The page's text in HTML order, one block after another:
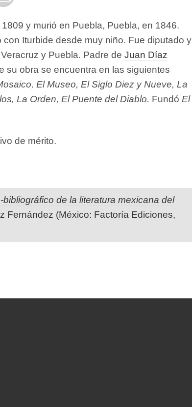
y murió en Puebla, Puebla, en 1846.
Iturbide desde muy niño. Fue diputado y
y Puebla. Padre de Juan Díaz
su obra se encuentra en las siguientes
El Museo, El Siglo Diez y Nueve, La
La Orden, El Puente del Diablo. Fundó El
de mérito.
bibliográfico de la literatura mexicana del
Fernández (México: Factoría Ediciones,